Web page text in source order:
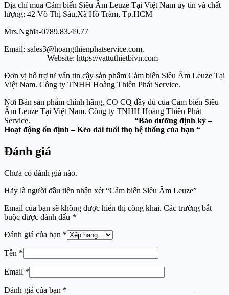
Địa chỉ mua Cảm biến Siêu Âm Leuze Tại Việt Nam uy tín và chất
lượng: 42 Võ Thị Sáu,Xã Hồ Tràm, Tp.HCM
Mrs.Nghĩa-0789.83.49.77
Email: sales3@hoangthienphatservice.com.
Website: https://vattuthietbivn.com
Đơn vị hổ trợ tư vấn tin cậy sản phẩm Cảm biến Siêu Âm Leuze Tại
Việt Nam. Công ty TNHH Hoàng Thiên Phát Service.
Nơi Bán sản phẩm chính hãng, CO CQ đầy đủ của Cảm biến Siêu
Âm Leuze Tại Việt Nam. Công ty TNHH Hoàng Thiên Phát
Service.
“Bảo dưỡng định kỳ –
Hoạt động ổn định – Kéo dài tuổi thọ hệ thống của bạn “
Đánh giá
Chưa có đánh giá nào.
Hãy là người đầu tiên nhận xét “Cảm biến Siêu Âm Leuze”
Email của bạn sẽ không được hiển thị công khai. Các trường bắt
buộc được đánh dấu *
Đánh giá của bạn *
Tên *
Email *
Đánh giá của bạn *